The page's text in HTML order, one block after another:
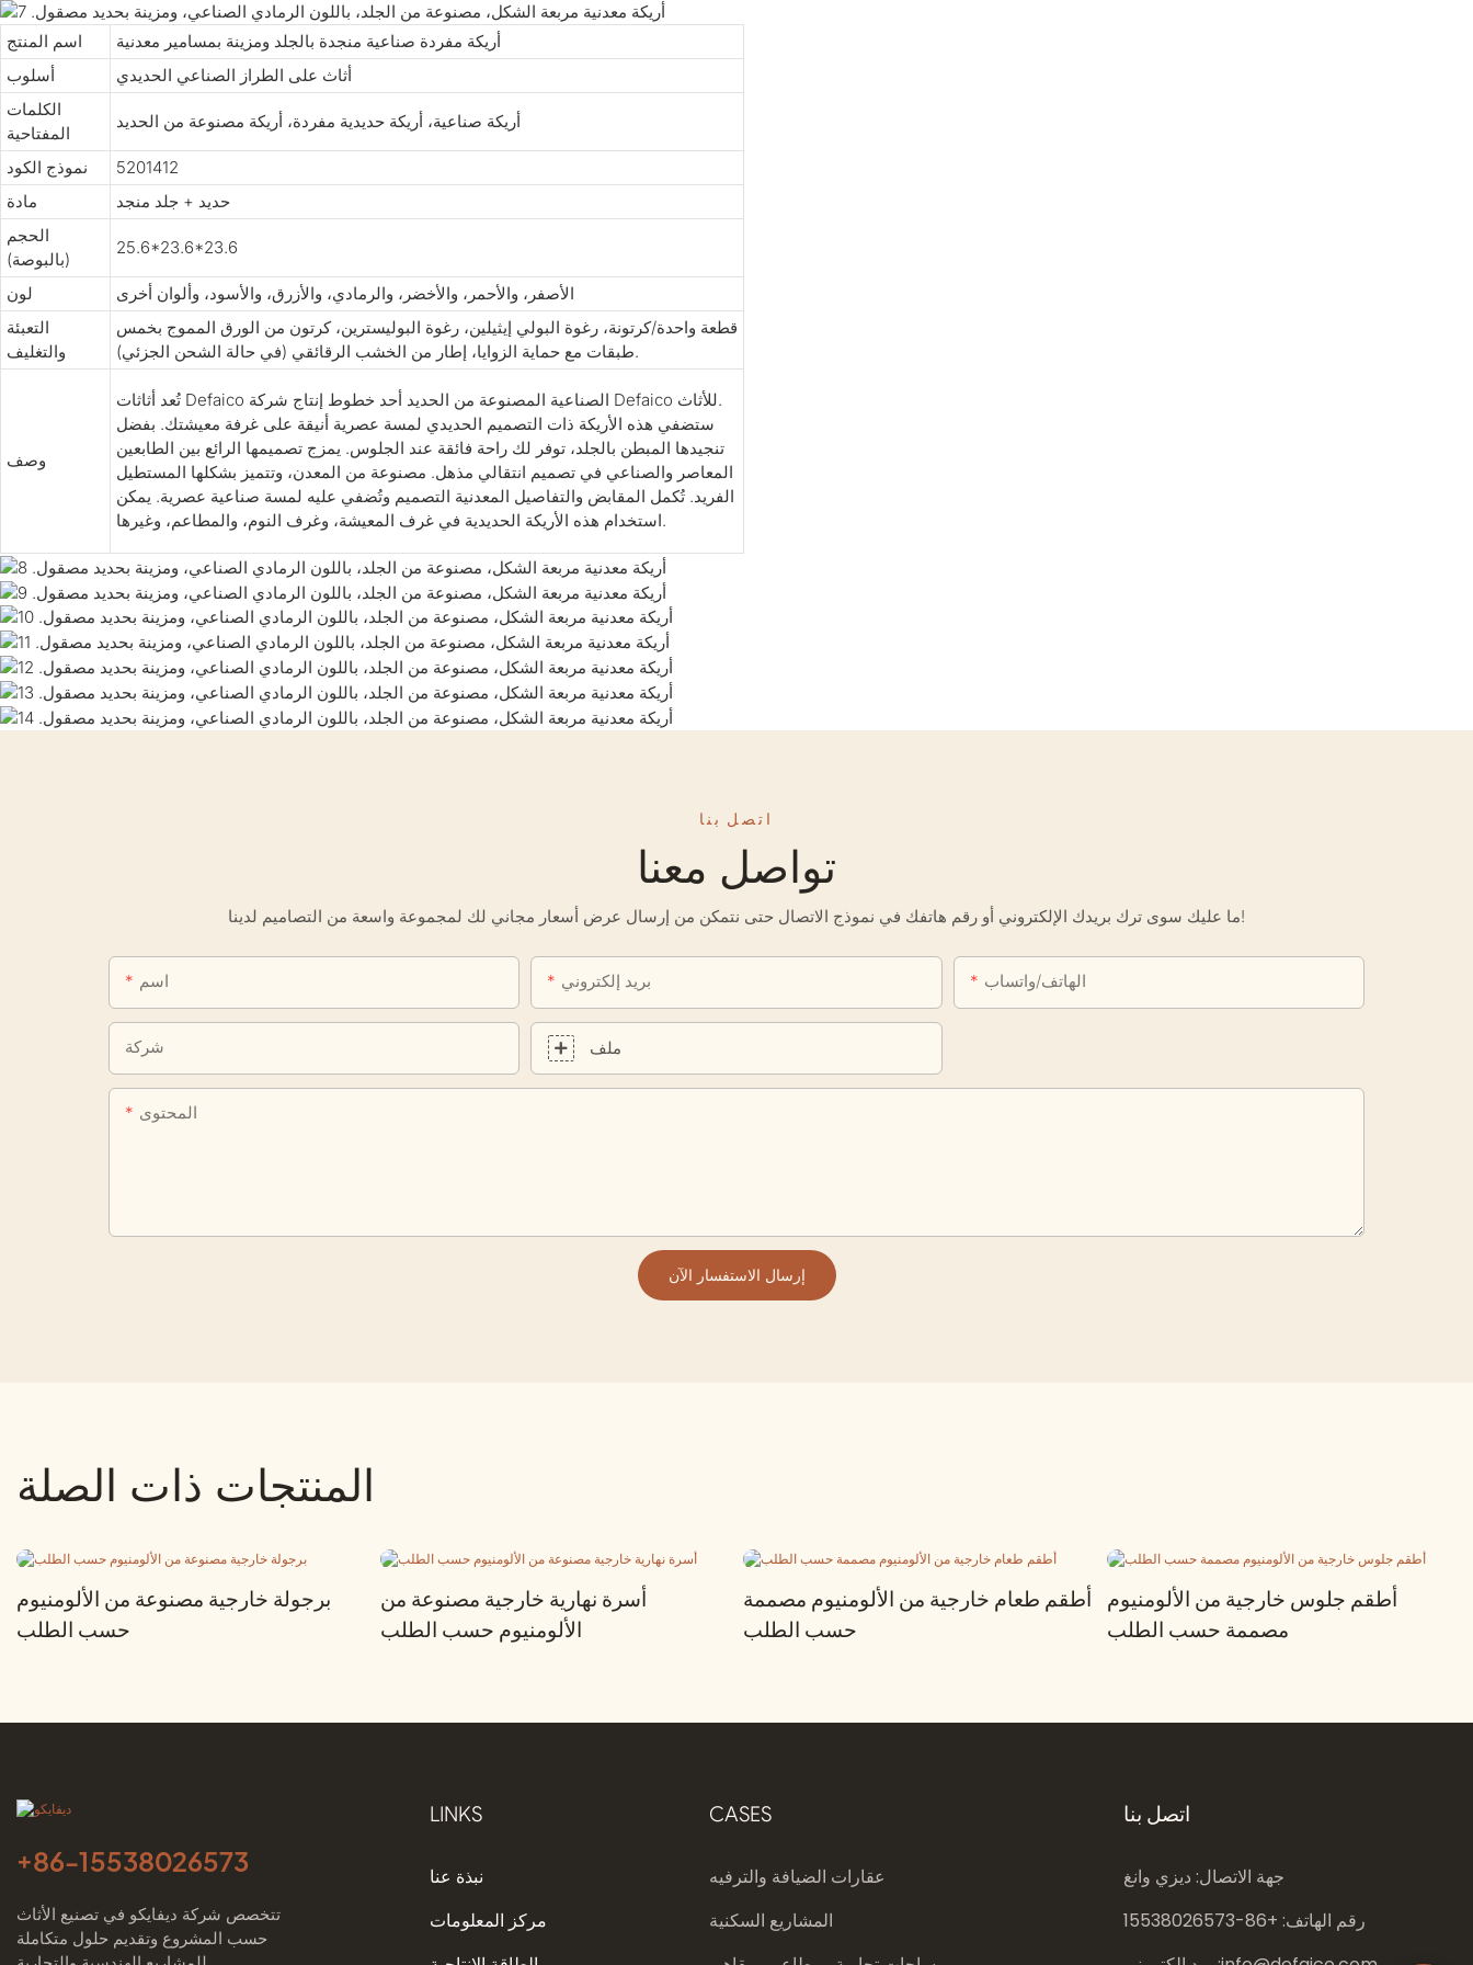
اسم المنتج
أريكة مفردة صناعية منجدة بالجلد ومزينة بمسامير معدنية
أسلوب
أثاث على الطراز الصناعي الحديدي
الكلمات
المفتاحية
أريكة صناعية، أريكة حديدية مفردة، أريكة مصنوعة من الحديد
نموذج الكود
5201412
مادة
حديد + جلد منجد
الحجم
(بالبوصة)
25.6*23.6*23.6
لون
الأصفر، والأحمر، والأخضر، والرمادي، والأزرق، والأسود، وألوان أخرى
التعبئة
والتغليف
قطعة واحدة/كرتونة، رغوة البولي إيثيلين، رغوة البوليسترين، كرتون من الورق المموج بخمس
طبقات مع حماية الزوايا، إطار من الخشب الرقائقي (في حالة الشحن الجزئي).
وصف
تُعد أثاثات Defaico الصناعية المصنوعة من الحديد أحد خطوط إنتاج شركة Defaico للأثاث.
ستضفي هذه الأريكة ذات التصميم الحديدي لمسة عصرية أنيقة على غرفة معيشتك. بفضل
تنجيدها المبطن بالجلد، توفر لك راحة فائقة عند الجلوس. يمزج تصميمها الرائع بين الطابعين
المعاصر والصناعي في تصميم انتقالي مذهل. مصنوعة من المعدن، وتتميز بشكلها المستطيل
الفريد. تُكمل المقابض والتفاصيل المعدنية التصميم وتُضفي عليه لمسة صناعية عصرية. يمكن
استخدام هذه الأريكة الحديدية في غرف المعيشة، وغرف النوم، والمطاعم، وغيرها.
اتصل بنا
تواصل معنا
ما عليك سوى ترك بريدك الإلكتروني أو رقم هاتفك في نموذج الاتصال حتى نتمكن من إرسال عرض أسعار مجاني لك لمجموعة واسعة من التصاميم لدينا!
اسم بريد إلكتروني الهاتف/واتساب
شركة ملف
المحتوى
إرسال الاستفسار الآن
المنتجات ذات الصلة
برجولة خارجية مصنوعة من الألومنيوم
حسب الطلب
أسرة نهارية خارجية مصنوعة من
الألومنيوم حسب الطلب
أطقم طعام خارجية من الألومنيوم مصممة
حسب الطلب
أطقم جلوس خارجية من الألومنيوم
مصممة حسب الطلب
+86-15538026573
تتخصص شركة ديفايكو في تصنيع الأثاث
حسب المشروع وتقديم حلول متكاملة
LINKS
نبذة عنا
مركز المعلومات
CASES
عقارات الضيافة والترفيه
المشاريع السكنية
اتصل بنا
جهة الاتصال: ديزي وانغ
رقم الهاتف: +86-
15538026573